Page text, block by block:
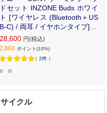
ドセット INZONE Buds ホワイ
ト [ワイヤレス (Bluetooth＋US
B-C) / 両耳 / イヤホンタイプ] W
F-G700N/WZ
28,600 円(税込)
2,860 ポイント(10%)
（ 2件 ）
イクル